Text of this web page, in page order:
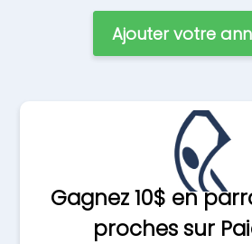
Ajouter votre
Gagnez 10$ en
proches sur